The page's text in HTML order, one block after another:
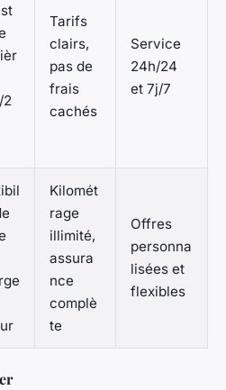
2
Tarifs
clairs,
pas de
frais
cachés
Service
24h/24
et 7j/7
Kilomét
rage
illimité,
assura
nce
complè
te
Offres
personna
lisées et
flexibles